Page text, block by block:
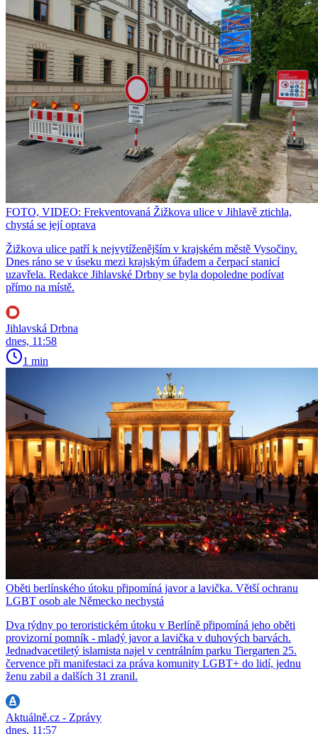
FOTO, VIDEO: Frekventovaná Žižkova ulice v Jihlavě ztichla,
chystá se její oprava
Žižkova ulice patří k nejvytíženějším v krajském městě Vysočiny.
Dnes ráno se v úseku mezi krajským úřadem a čerpací stanicí
uzavřela. Redakce Jihlavské Drbny se byla dopoledne podívat
přímo na místě.
Jihlavská Drbna
dnes, 11:58
1 min
Oběti berlínského útoku připomíná javor a lavička. Větší ochranu
LGBT osob ale Německo nechystá
Dva týdny po teroristickém útoku v Berlíně připomíná jeho oběti
provizorní pomník - mladý javor a lavička v duhových barvách.
Jednadvacetiletý islamista najel v centrálním parku Tiergarten 25.
července při manifestaci za práva komunity LGBT+ do lidí, jednu
ženu zabil a dalších 31 zranil.
Aktuálně.cz - Zprávy
dnes, 11:57